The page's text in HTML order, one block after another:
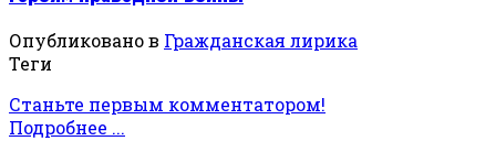
Опубликовано в Гражданская лирика
Теги
Станьте первым комментатором!
Подробнее ...